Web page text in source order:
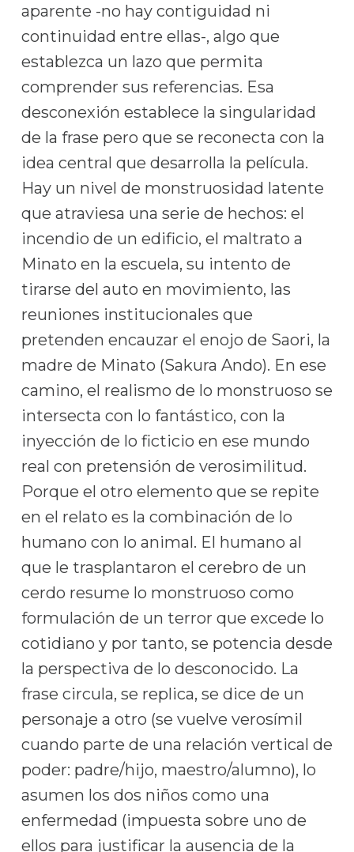
aparente -no hay contiguidad ni
continuidad entre ellas-, algo que
establezca un lazo que permita
comprender sus referencias. Esa
desconexión establece la singularidad
de la frase pero que se reconecta con la
idea central que desarrolla la película.
Hay un nivel de monstruosidad latente
que atraviesa una serie de hechos: el
incendio de un edificio, el maltrato a
Minato en la escuela, su intento de
tirarse del auto en movimiento, las
reuniones institucionales que
pretenden encauzar el enojo de Saori, la
madre de Minato (Sakura Ando). En ese
camino, el realismo de lo monstruoso se
intersecta con lo fantástico, con la
inyección de lo ficticio en ese mundo
real con pretensión de verosimilitud.
Porque el otro elemento que se repite
en el relato es la combinación de lo
humano con lo animal. El humano al
que le trasplantaron el cerebro de un
cerdo resume lo monstruoso como
formulación de un terror que excede lo
cotidiano y por tanto, se potencia desde
la perspectiva de lo desconocido. La
frase circula, se replica, se dice de un
personaje a otro (se vuelve verosímil
cuando parte de una relación vertical de
poder: padre/hijo, maestro/alumno), lo
asumen los dos niños como una
enfermedad (impuesta sobre uno de
ellos para justificar la ausencia de la